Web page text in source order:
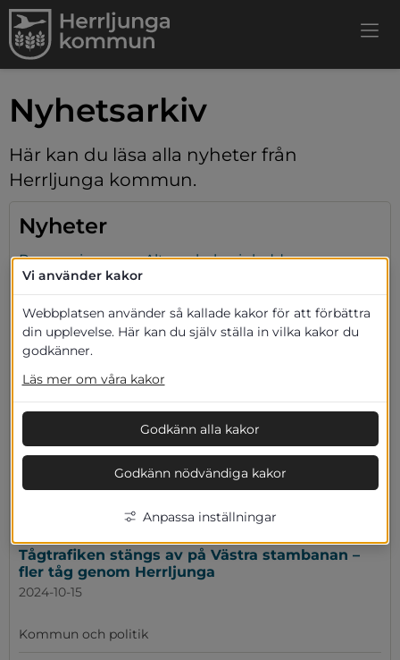
Nyhetsarkiv
Här kan du läsa alla nyheter från
Herrljunga kommun.
Nyheter
Renoveringen av Altorpskolan inledd
2024-10-25
Barnomsorg och utbildning
Skogsarbeten med start v. 44
2024-10-22
Gator, trafik och grönområden
Två nya stjärnor på Herrljunga Walk of Fame!
Kommun och politik
Tågtrafiken stängs av på Västra stambanan –
fler tåg genom Herrljunga
2024-10-15
Kommun och politik
Vi använder kakor
Webbplatsen använder så kallade kakor för att förbättra
din upplevelse. Här kan du själv ställa in vilka kakor du
godkänner.
Läs mer om våra kakor
Godkänn alla kakor
Godkänn nödvändiga kakor
Anpassa inställningar